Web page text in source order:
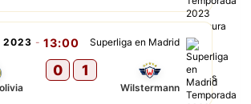
Superliga en Madrid
2023 - 13:00
0 1
Wilstermann